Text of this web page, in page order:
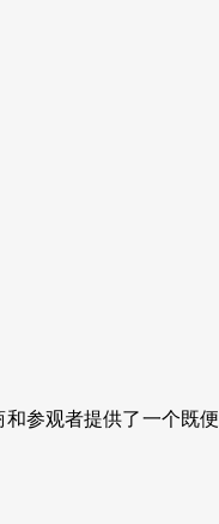
参观者提供了一个既便